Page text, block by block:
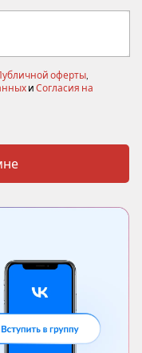
оферты,
и Согласия на